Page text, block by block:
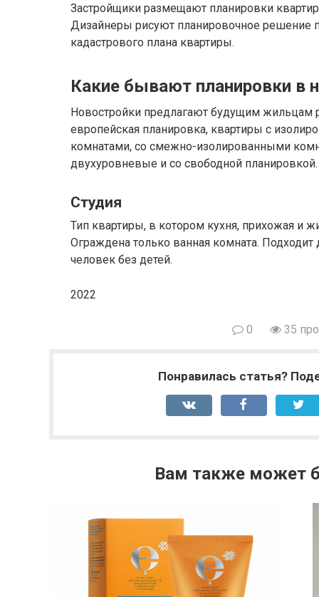
Застройщики размещают планировки
Дизайнеры рисуют планировочное решение
кадастрового плана квартиры.
Какие бывают планировки в
Новостройки предлагают будущим жильцам
европейская планировка, квартиры с
комнатами, со смежно-изолированными
двухуровневые и со свободной планировкой.
Студия
Тип квартиры, в котором кухня, прихожая и
Ограждена только ванная комната.
человек без детей.
2022
0 35
Понравилась статья?
Вам также может